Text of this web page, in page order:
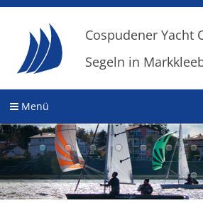
Cospudener Yacht
Segeln in
Menü